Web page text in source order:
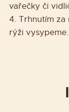
vařečky či
4. Trhnutím za
rýži vysypeme.